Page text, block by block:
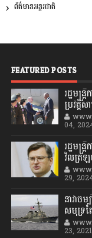
ព័ត៌មានអន្តរជាតិ
FEATURED POSTS
រដ្ឋមន្រ្
ប្រវត្តិ
04,
រដ្ឋមន្
វិលត្រ
29,
នាវាច
សមុទ្រត
23, 2021